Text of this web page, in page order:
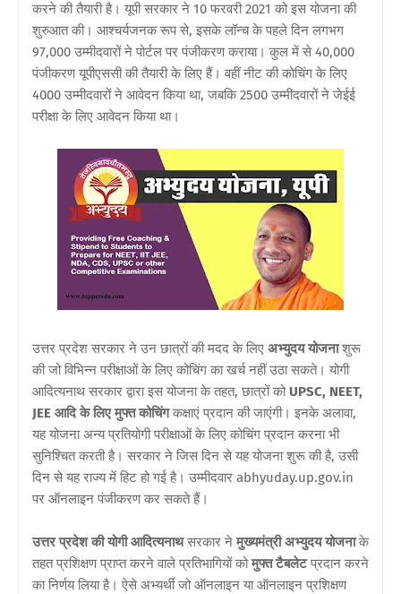
करने की तैयारी है। यूपी सरकार ने 10 फरवरी 2021 को इस योजना की
शुरुआत की। आश्चर्यजनक रूप से, इसके लॉन्च के पहले दिन लगभग
97,000 उम्मीदवारों ने पोर्टल पर पंजीकरण कराया। कुल में से 40,000
पंजीकरण यूपीएससी की तैयारी के लिए हैं। वहीं नीट की कोचिंग के लिए
4000 उम्मीदवारों ने आवेदन किया था, जबकि 2500 उम्मीदवारों ने जेईई
परीक्षा के लिए आवेदन किया था।
उत्तर प्रदेश सरकार ने उन छात्रों की मदद के लिए अभ्युदय योजनाशुरू
की जो विभिन्न परीक्षाओं के लिए कोचिंग का खर्च नहीं उठा सकते। योगी
आदित्यनाथ सरकार द्वारा इस योजना के तहत, छात्रों कोUPSC, NEET,
JEE आदि के लिए मुफ्त कोचिंगकक्षाएं प्रदान की जाएंगी। इनके अलावा,
यह योजना अन्य प्रतियोगी परीक्षाओं के लिए कोचिंग प्रदान करना भी
सुनिश्चित करती है। सरकार ने जिस दिन से यह योजना शुरू की है, उसी
दिन से यह राज्य में हिट हो गई है। उम्मीदवार abhyuday.up.gov.in
पर ऑनलाइन पंजीकरण कर सकते हैं।
उत्तर प्रदेश की योगी आदित्यनाथसरकार ने मुख्यमंत्री अभ्युदय योजनाके
तहत प्रशिक्षण प्राप्त करने वाले प्रतिभागियों कोमुफ्त टैबलेटप्रदान करने
का निर्णय लिया है। ऐसे अभ्यर्थी जो ऑनलाइन या ऑनलाइन प्रशिक्षण